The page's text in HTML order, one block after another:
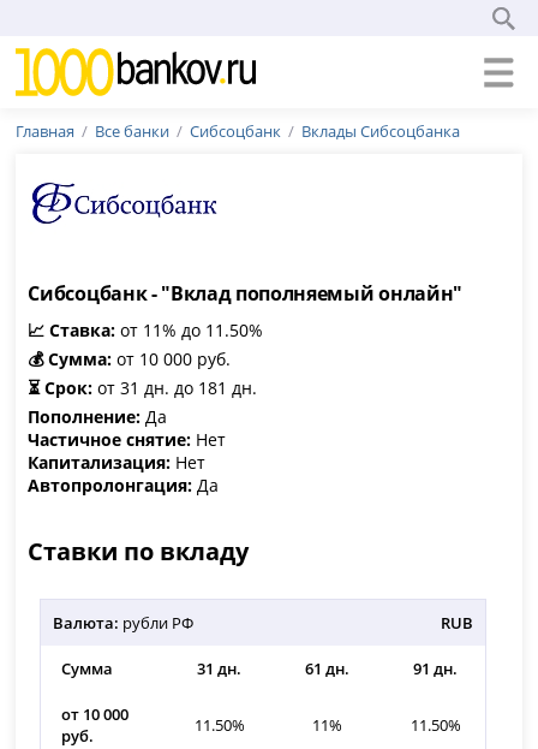
Главная Все банки Сибсоцбанк Вклады Сибсоцбанка
Сибсоцбанк - "Вклад пополняемый онлайн"
📈 Ставка: от 11% до 11.50%
💰 Сумма: от 10 000 руб.
⏳ Срок: от 31 дн. до 181 дн.
Пополнение: Да
Частичное снятие: Нет
Капитализация: Нет
Автопролонгация: Да
Ставки по вкладу
Валюта: рубли РФ RUB
Сумма 31 дн. 61 дн. 91 дн.
от 10 000
руб.
11.50% 11% 11.50%